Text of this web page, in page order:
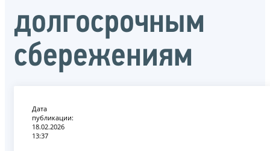
долгосрочным
сбережениям
Дата
публикации:
18.02.2026
13:37